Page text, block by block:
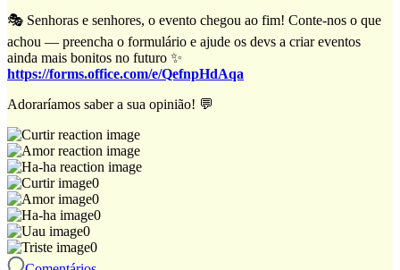
🎭 Senhoras e senhores, o evento chegou ao fim! Conte-nos o que
achou — preencha o formulário e ajude os devs a criar eventos
ainda mais bonitos no futuro ✨
https://forms.office.com/e/QefnpHdAqa
Adoraríamos saber a sua opinião! 💬
0
0
0
0
0